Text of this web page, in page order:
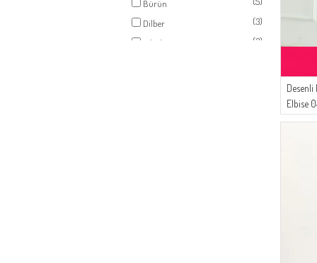
Bürün
Dilber
(3)
Çıkrıkçı
(3)
Desenli
Elbise
Yeşili